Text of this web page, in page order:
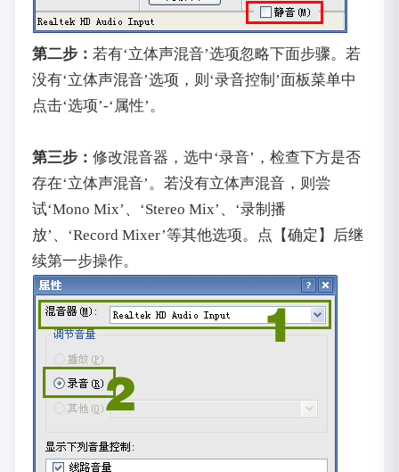
第二步： 若有‘立体声混音’选项忽略下面步骤。若
没有‘立体声混音’选项，则‘录音控制’面板菜单中
点击‘选项’-‘属性’。
第三步： 修改混音器，选中‘录音’，检查下方是否
存在‘立体声混音’。若没有立体声混音，则尝
试‘Mono Mix’、‘Stereo Mix’、‘录制播
放’、‘Record Mixer’等其他选项。点【确定】后继
续第一步操作。